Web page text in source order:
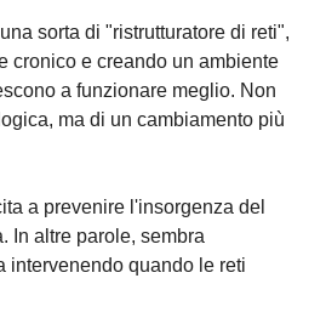
sorta di "ristrutturatore di reti",
cronico e creando un ambiente
a funzionare meglio. Non
ma di un cambiamento più
a prevenire l'insorgenza del
In altre parole, sembra
intervenendo quando le reti